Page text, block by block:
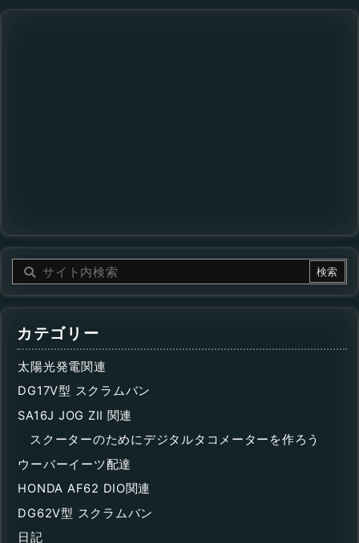
カテゴリー
太陽光発電関連
DG17V型 スクラムバン
SA16J JOG ZII 関連
スクーターのためにデジタルタコメーターを作ろう
ウーバーイーツ配達
HONDA AF62 DIO関連
DG62V型 スクラムバン
日記